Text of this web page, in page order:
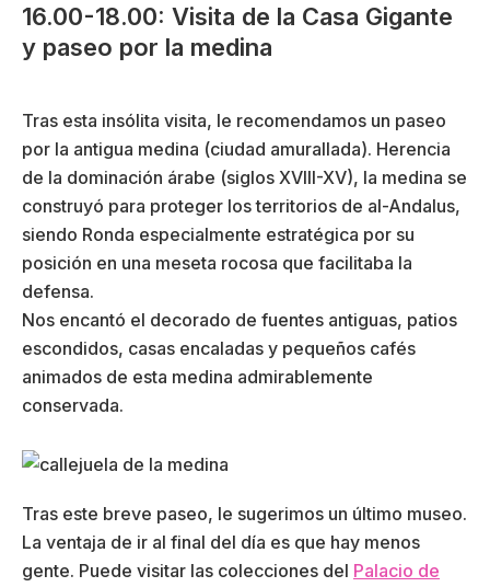
16.00-18.00: Visita de la Casa Gigante
y paseo por la medina
Tras esta insólita visita, le recomendamos un paseo
por la antigua medina (ciudad amurallada). Herencia
de la dominación árabe (siglos XVIII-XV), la medina se
construyó para proteger los territorios de al-Andalus,
siendo Ronda especialmente estratégica por su
posición en una meseta rocosa que facilitaba la
defensa.
Nos encantó el decorado de fuentes antiguas, patios
escondidos, casas encaladas y pequeños cafés
animados de esta medina admirablemente
conservada.
Tras este breve paseo, le sugerimos un último museo.
La ventaja de ir al final del día es que hay menos
gente. Puede visitar las colecciones del Palacio de